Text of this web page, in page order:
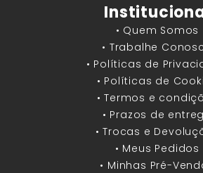
• Quem Somos
• Trabalhe
• Políticas de
• Políticas de
• Termos e
• Prazos de
• Trocas e
• Meus Pedidos
• Minhas Pré-